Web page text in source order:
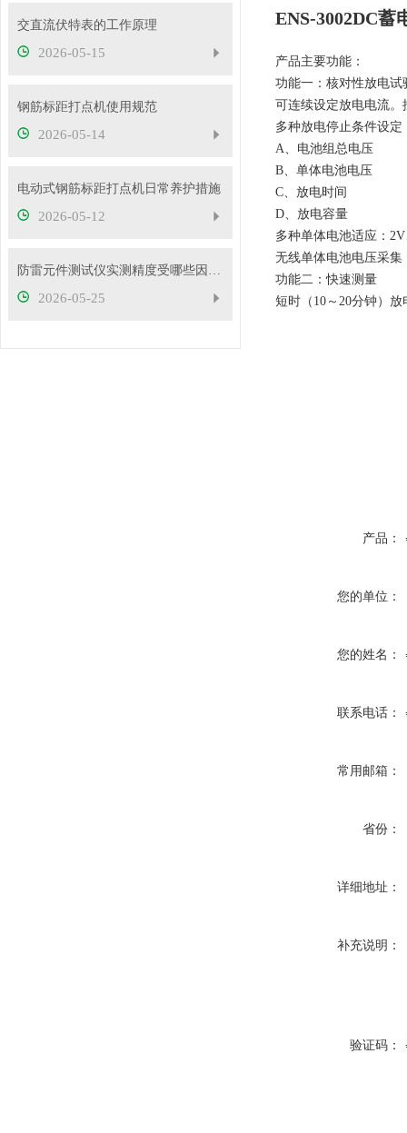
交直流伏特表的工作原理
2026-05-15
钢筋标距打点机使用规范
2026-05-14
电动式钢筋标距打点机日常养护措施
2026-05-12
防雷元件测试仪实测精度受哪些因素影响？如何判断仪器好坏？
2026-05-25
ENS-3002DC蓄
产品主要功能：
功能一：核对性放电试
可连续设定放电电流
多种放电停止条件设定
A、电池组总电压
B、单体电池电压
C、放电时间
D、放电容量
多种单体电池适应：
无线单体电池电压采集
功能二：快速测量
短时（10～20分钟）
产品：
您的单位：
您的姓名：
联系电话：
常用邮箱：
省份：
详细地址：
补充说明：
验证码：